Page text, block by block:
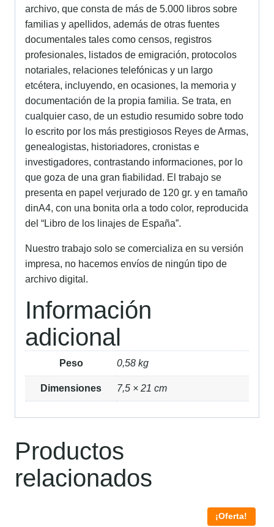
archivo, que consta de más de 5.000 libros sobre
familias y apellidos, además de otras fuentes
documentales tales como censos, registros
profesionales, listados de emigración, protocolos
notariales, relaciones telefónicas y un largo
etcétera, incluyendo, en ocasiones, la memoria y
documentación de la propia familia. Se trata, en
cualquier caso, de un estudio resumido sobre todo
lo escrito por los más prestigiosos Reyes de Armas,
genealogistas, historiadores, cronistas e
investigadores, contrastando informaciones, por lo
que goza de una gran fiabilidad. El trabajo se
presenta en papel verjurado de 120 gr. y en tamaño
dinA4, con una bonita orla a todo color, reproducida
del “Libro de los linajes de España”.
Nuestro trabajo solo se comercializa en su versión
impresa, no hacemos envíos de ningún tipo de
archivo digital.
Información
adicional
Peso 0,58 kg
Dimensiones 7,5 × 21 cm
Productos
relacionados
¡Oferta!